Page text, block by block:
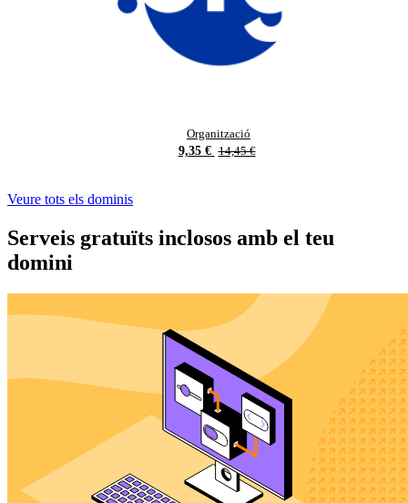
Organització
9,35 € 14,45 €
Veure tots els dominis
Serveis gratuïts inclosos amb el teu
domini